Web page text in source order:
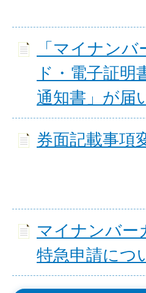
「マイナンバ
ド・電子証明
通知書」が届
券面記載事項
マイナンバー
特急申請につ